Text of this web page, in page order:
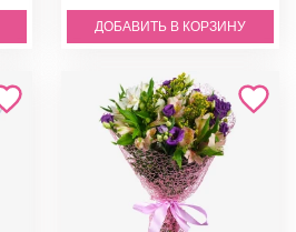
ДОБАВИТЬ В КОРЗИНУ